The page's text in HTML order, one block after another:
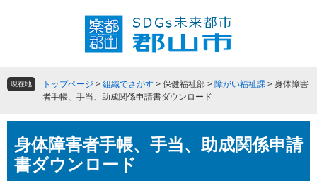
頭
飛現在地 トップページ > 組織でさがす > 保健福祉部 > 障がい福祉課 > 身体障害
者手帳、手当、助成関係申請書ダウンロード
文身体障害者手帳、手当、助成関係申請
書ダウンロード